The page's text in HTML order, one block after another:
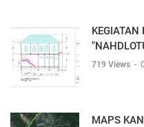
719 Views -
MAPS